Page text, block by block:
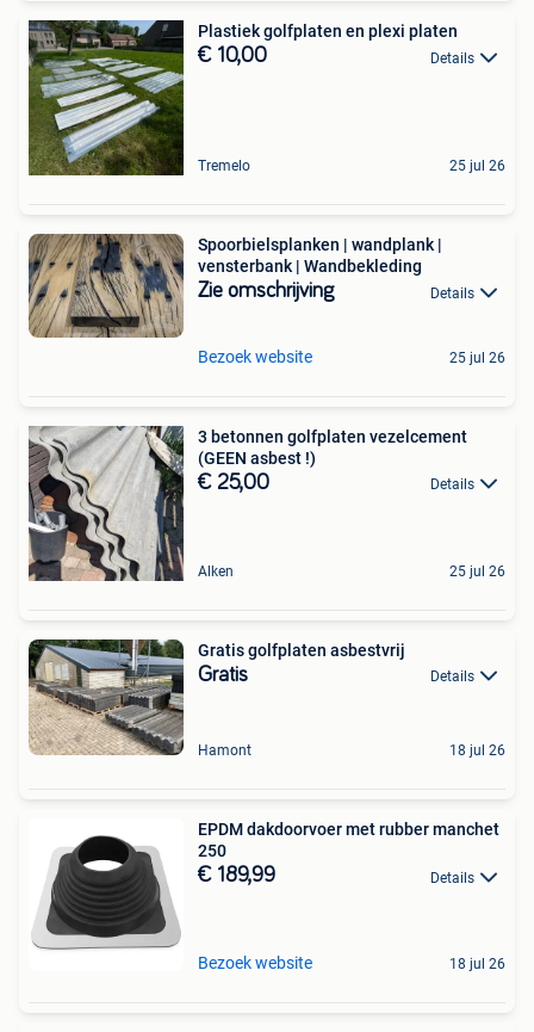
Plastiek golfplaten en plexi platen
€ 10,00 Details
Tremelo 25 jul 26
Spoorbielsplanken | wandplank |
vensterbank | Wandbekleding
Zie omschrijving Details
Bezoek website 25 jul 26
3 betonnen golfplaten vezelcement
(GEEN asbest !)
€ 25,00 Details
Alken 25 jul 26
Gratis golfplaten asbestvrij
Gratis Details
Hamont 18 jul 26
EPDM dakdoorvoer met rubber manchet
250
€ 189,99 Details
Bezoek website 18 jul 26